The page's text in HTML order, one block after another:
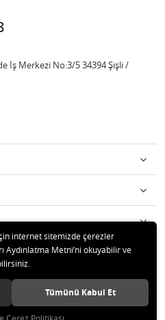
İş Merkezi No:3/5 34394 Şişli /
Hizm. San. ve Tic. A.Ş. Tüm
saklıdır.
internet sitemizde çerezler
Aydınlatma Metni’ni okuyabilir ve
Tümünü Kabul Et